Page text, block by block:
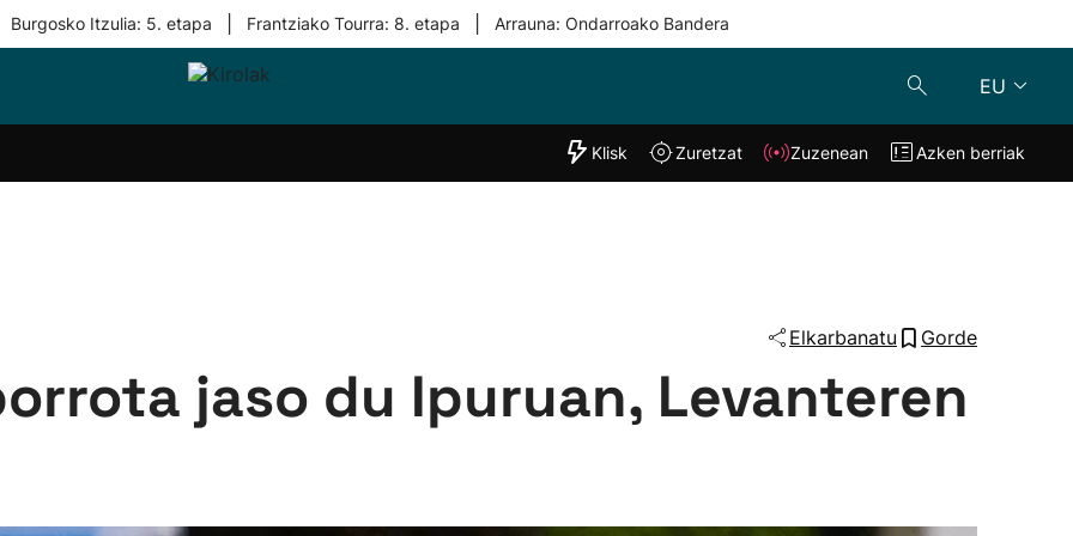
Burgosko Itzulia: 5. etapa Frantziako Tourra: 8. etapa Arrauna: Ondarroako Bandera
EU
Taldeak
"Helmuga"
Klisk Zuzenean
Klisk Zuretzat Zuzenean Azken berriak
Elkarbanatu Gorde
jaso du Ipuruan, Levanteren